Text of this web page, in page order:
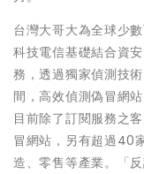
台灣大哥大為全球少
科技電信基礎結合資
務，透過獨家偵測技
間，高效偵測偽冒網
目前除了訂閱服務之
冒網站，另有超過40
造、零售等產業。「